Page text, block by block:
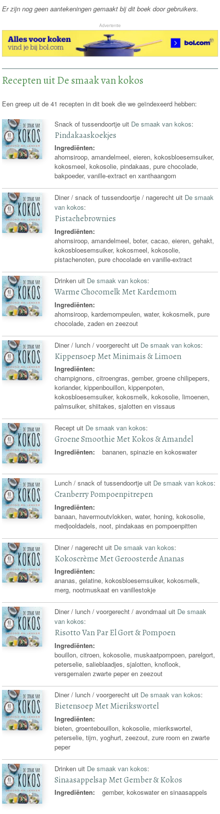
Er zijn nog geen aantekeningen gemaakt bij dit boek door gebruikers.
Advertentie
Recepten uit De smaak van kokos
Een greep uit de 41 recepten in dit boek die we geïndexeerd hebben:
Snack of tussendoortje uit De smaak van kokos:
Pindakaaskoekjes
Ingrediënten:
ahornsiroop, amandelmeel, eieren, kokosbloesemsuiker,
kokosmeel, kokosolie, pindakaas, pure chocolade,
bakpoeder, vanille-extract en xanthaangom
Diner / snack of tussendoortje / nagerecht uit De smaak
van kokos:
Pistachebrownies
Ingrediënten:
ahornsiroop, amandelmeel, boter, cacao, eieren, gehakt,
kokosbloesemsuiker, kokosmeel, kokosolie,
pistachenoten, pure chocolade en vanille-extract
Drinken uit De smaak van kokos:
Warme Chocomelk Met Kardemom
Ingrediënten:
ahornsiroop, kardemompeulen, water, kokosmelk, pure
chocolade, zaden en zeezout
Diner / lunch / voorgerecht uit De smaak van kokos:
Kippensoep Met Minimais & Limoen
Ingrediënten:
champignons, citroengras, gember, groene chilipepers,
koriander, kippenbouillon, kippenpoten,
kokosbloesemsuiker, kokosmelk, kokosolie, limoenen,
palmsuiker, shiitakes, sjalotten en vissaus
Recept uit De smaak van kokos:
Groene Smoothie Met Kokos & Amandel
Ingrediënten: bananen, spinazie en kokoswater
Lunch / snack of tussendoortje uit De smaak van kokos:
Cranberry Pompoenpitrepen
Ingrediënten:
banaan, havermoutvlokken, water, honing, kokosolie,
medjooldadels, noot, pindakaas en pompoenpitten
Diner / nagerecht uit De smaak van kokos:
Kokoscrème Met Geroosterde Ananas
Ingrediënten:
ananas, gelatine, kokosbloesemsuiker, kokosmelk,
merg, nootmuskaat en vanillestokje
Diner / lunch / voorgerecht / avondmaal uit De smaak
van kokos:
Risotto Van Par El Gort & Pompoen
Ingrediënten:
bouillon, citroen, kokosolie, muskaatpompoen, parelgort,
peterselie, salieblaadjes, sjalotten, knoflook,
versgemalen zwarte peper en zeezout
Diner / lunch / voorgerecht uit De smaak van kokos:
Bietensoep Met Mierikswortel
Ingrediënten:
bieten, groentebouillon, kokosolie, mierikswortel,
peterselie, tijm, yoghurt, zeezout, zure room en zwarte
peper
Drinken uit De smaak van kokos:
Sinaasappelsap Met Gember & Kokos
Ingrediënten: gember, kokoswater en sinaasappels